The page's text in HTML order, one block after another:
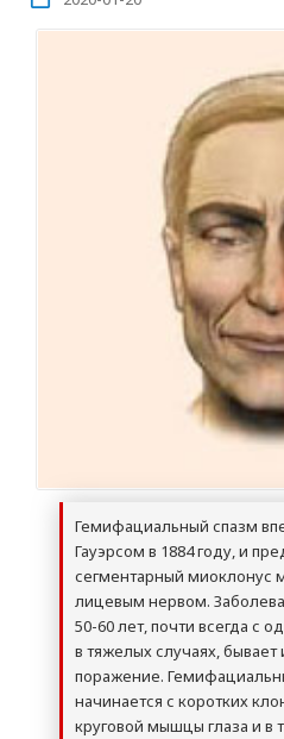
Гемифациальный спазм
Гауэрсом в 1884 году, и
сегментарный
лицевым нервом.
50-60 лет, почти всегда с
в тяжелых случаях,
поражение.
начинается с коротких
круговой мышцы глаза и в